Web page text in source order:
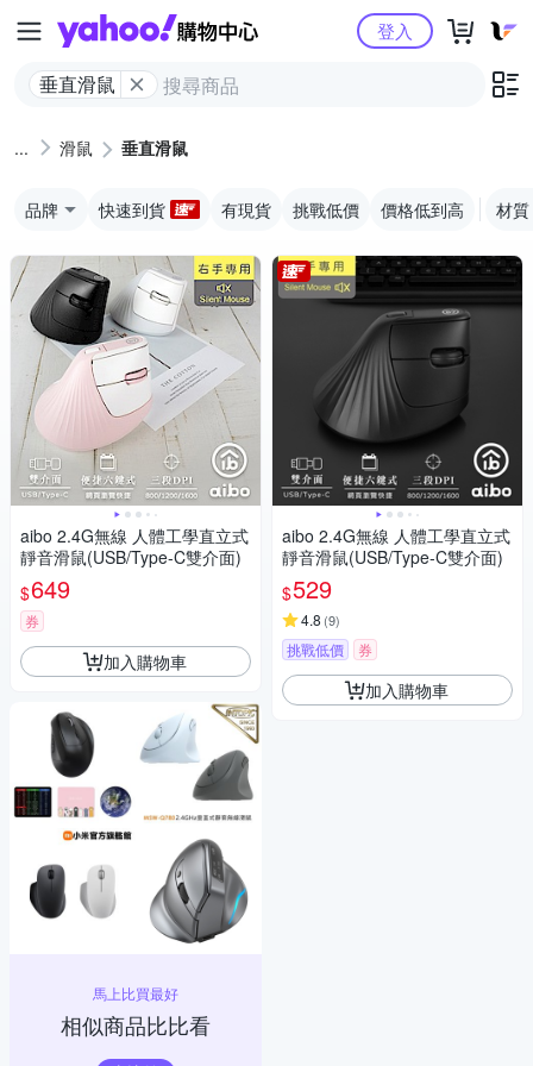
Yahoo購物中心
垂直滑鼠
登入
滑鼠 垂直滑鼠
品牌 快速到貨 有現貨 挑戰低價 價格低到高 材質
aibo 2.4G無線 人體工學直立式
靜音滑鼠(USB/Type-C雙介面)
$649
券
加入購物車
馬上比買最好
相似商品比比看
aibo 2.4G無線 人體工學直立式
靜音滑鼠(USB/Type-C雙介面)
$529
4.8 (9)
挑戰低價 券
加入購物車